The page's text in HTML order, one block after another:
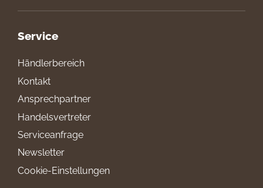
Service
Händlerbereich
Kontakt
Ansprechpartner
Handelsvertreter
Serviceanfrage
Newsletter
Cookie-Einstellungen